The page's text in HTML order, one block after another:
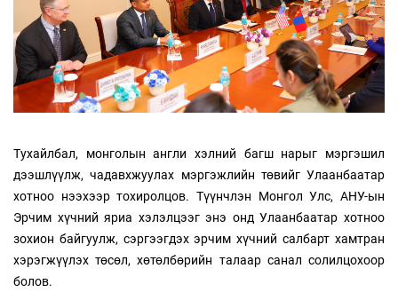
Тухайлбал, монголын англи хэлний багш нарыг мэргэшил
дээшлүүлж, чадавхжуулах мэргэжлийн төвийг Улаанбаатар
хотноо нээхээр тохиролцов. Түүнчлэн Монгол Улс, АНУ-ын
Эрчим хүчний яриа хэлэлцээг энэ онд Улаанбаатар хотноо
зохион байгуулж, сэргээгдэх эрчим хүчний салбарт хамтран
хэрэгжүүлэх төсөл, хөтөлбөрийн талаар санал солилцохоор
болов.